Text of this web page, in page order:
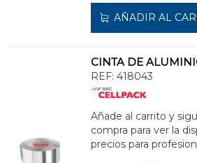
AÑADIR AL
REF: 418043
Añade al carrito y
compra para ver la
precios para